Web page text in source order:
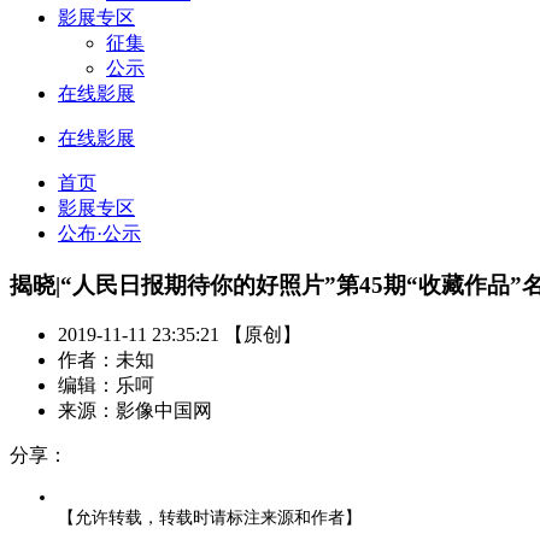
影展专区
征集
公示
在线影展
在线影展
首页
影展专区
公布·公示
揭晓|“人民日报期待你的好照片”第45期“收藏作品”
2019-11-11 23:35:21 【原创】
作者：未知
编辑：乐呵
来源：影像中国网
分享：
【允许转载，转载时请标注来源和作者】